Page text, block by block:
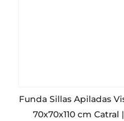
Funda Sillas Apiladas
70x70x110 cm Catral |